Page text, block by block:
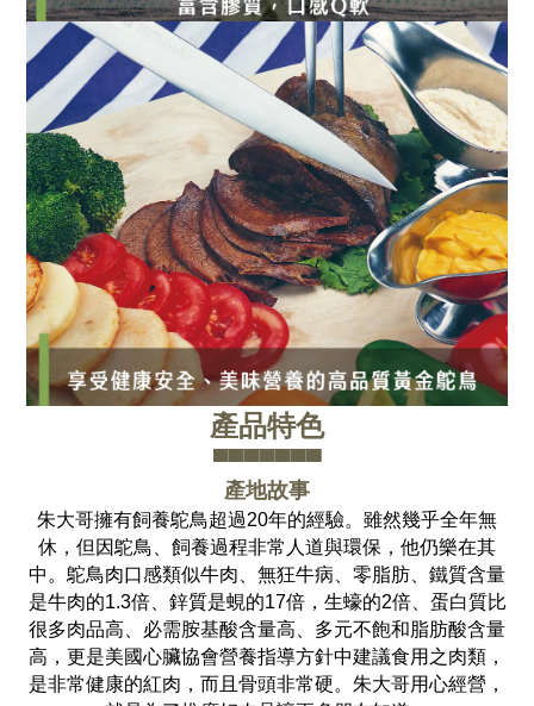
產品特色
▀▀▀▀▀▀▀
產地故事
朱大哥擁有飼養鴕鳥超過20年的經驗。雖然幾乎全年無
休，但因鴕鳥、飼養過程非常人道與環保，他仍樂在其
中。鴕鳥肉口感類似牛肉、無狂牛病、零脂肪、鐵質含量
是牛肉的1.3倍、鋅質是蜆的17倍，生蠔的2倍、蛋白質比
很多肉品高、必需胺基酸含量高、多元不飽和脂肪酸含量
高，更是美國心臟協會營養指導方針中建議食用之肉類，
是非常健康的紅肉，而且骨頭非常硬。朱大哥用心經營，